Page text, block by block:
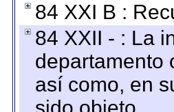
84 XXI B :
84 XXII - : La
departamento
así como, en